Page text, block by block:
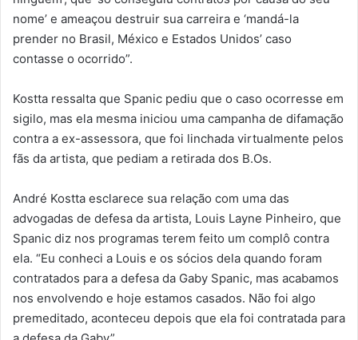
nome’ e ameaçou destruir sua carreira e ‘mandá-la
prender no Brasil, México e Estados Unidos’ caso
contasse o ocorrido”.
Kostta ressalta que Spanic pediu que o caso ocorresse em
sigilo, mas ela mesma iniciou uma campanha de difamação
contra a ex-assessora, que foi linchada virtualmente pelos
fãs da artista, que pediam a retirada dos B.Os.
André Kostta esclarece sua relação com uma das
advogadas de defesa da artista, Louis Layne Pinheiro, que
Spanic diz nos programas terem feito um complô contra
ela. “Eu conheci a Louis e os sócios dela quando foram
contratados para a defesa da Gaby Spanic, mas acabamos
nos envolvendo e hoje estamos casados. Não foi algo
premeditado, aconteceu depois que ela foi contratada para